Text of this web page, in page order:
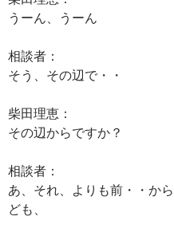
うーん、うーん
相談者：
そう、その辺で・・
柴田理恵：
その辺からですか？
相談者：
あ、それ、よりも前・・か
ども、